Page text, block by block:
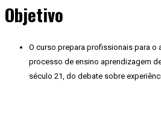
Objetivo
O curso prepara profissionais para
processo de ensino aprendizagem
século 21, do debate sobre